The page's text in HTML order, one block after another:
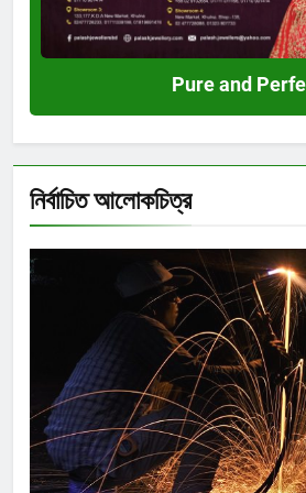
Pure and
নির্বাচিত আলোকচিত্র